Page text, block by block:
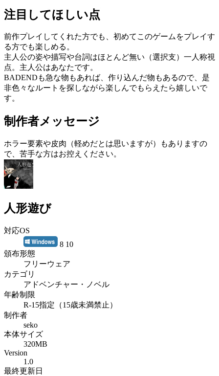
注目してほしい点
前作プレイしてくれた方でも、初めてこのゲームをプレイす
る方でも楽しめる。
主人公の姿や描写や台詞はほとんど無い（選択支）一人称視
点。主人公はあなたです。
BADENDも急な物もあれば、作り込んだ物もあるので、是
非色々なルートを探しながら楽しんでもらえたら嬉しいで
す。
制作者メッセージ
ホラー要素や皮肉（軽めだとは思いますが）もありますの
で、苦手な方はお控えください。
人形遊び
対応OS
8 10
頒布形態
フリーウェア
カテゴリ
アドベンチャー・ノベル
年齢制限
R-15指定（15歳未満禁止）
制作者
seko
本体サイズ
320MB
Version
1.0
最終更新日